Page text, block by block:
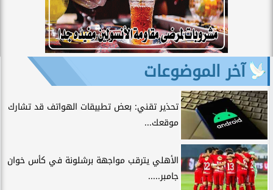
آخر الموضوعات
تحذير تقني: بعض تطبيقات الهواتف قد تشارك
موقعك...
الأهلي يترقب مواجهة برشلونة في كأس خوان
جامبر.....